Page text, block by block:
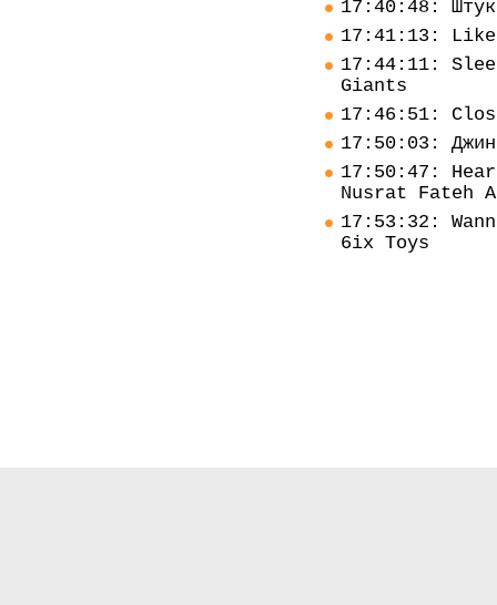
17:40:48:
17:41:13:
17:44:11:
Giants
17:46:51:
17:50:03:
17:50:47:
Nusrat Fateh
17:53:32:
6ix Toys